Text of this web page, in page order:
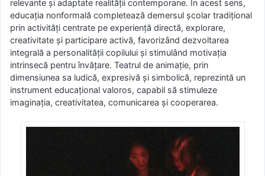
relevante și adaptate realității contemporane. În acest sens,
educația nonformală completează demersul școlar tradițional
prin activități centrate pe experiență directă, explorare,
creativitate și participare activă, favorizând dezvoltarea
integrală a personalității copilului și stimulând motivația
intrinsecă pentru învățare. Teatrul de animație, prin
dimensiunea sa ludică, expresivă și simbolică, reprezintă un
instrument educațional valoros, capabil să stimuleze
imaginația, creativitatea, comunicarea și cooperarea.